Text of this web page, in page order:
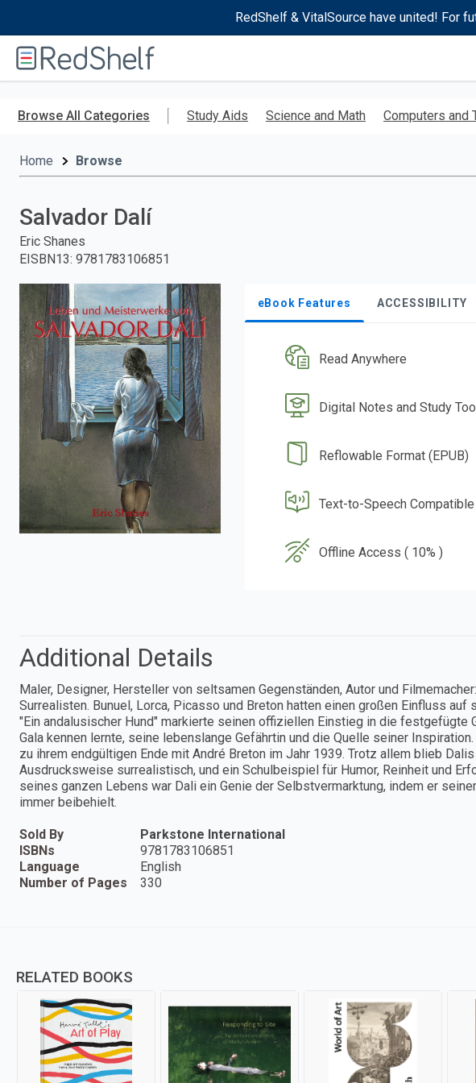
RedShelf & VitalSource have united! For
RedShelf
Browse All Categories Study Aids Science and Math Computers and
Home Browse
Salvador Dalí
Eric Shanes
EISBN13: 9781783106851
eBook Features ACCESSIBILITY
Read Anywhere
Digital Notes and Study
Reflowable Format (EPUB)
Text-to-Speech Compatible
Offline Access ( 10% )
Additional Details
Maler, Designer, Hersteller von seltsamen Gegenständen, Autor und
Surrealisten. Bunuel, Lorca, Picasso und Breton hatten einen großen Einfluss auf
"Ein andalusischer Hund" markierte seinen offiziellen Einstieg in die festgefügte
Gala kennen lernte, seine lebenslange Gefährtin und die Quelle seiner
zu ihrem endgültigen Ende mit André Breton im Jahr 1939. Trotz allem blieb
Ausdrucksweise surrealistisch, und ein Schulbeispiel für Humor, Reinheit und
seines ganzen Lebens war Dali ein Genie der Selbstvermarktung, indem er
immer beibehielt.
Sold By
Parkstone International
ISBNs
9781783106851
Language
English
Number of Pages
330
RELATED BOOKS